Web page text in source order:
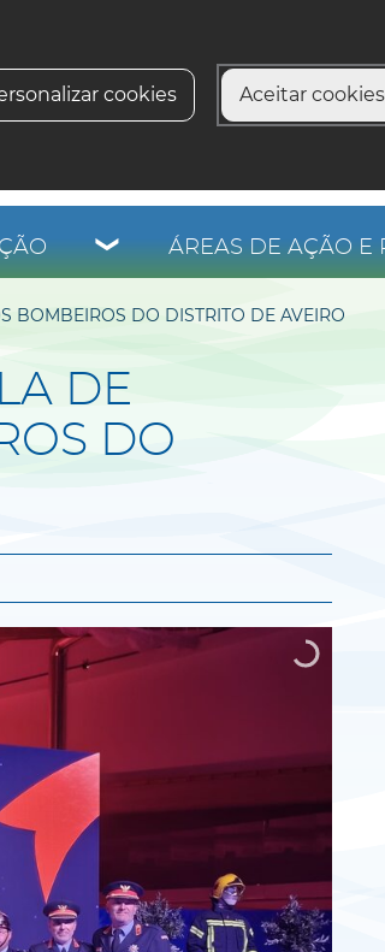
cookies Aceitar
ÁREAS DE AÇÃO E
BOMBEIROS DO DISTRITO DE AVEIRO
DE
DO